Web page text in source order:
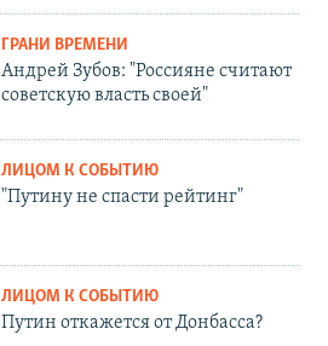
ГРАНИ ВРЕМЕНИ
Андрей Зубов: "Россияне считают
советскую власть своей"
ЛИЦОМ К СОБЫТИЮ
"Путину не спасти рейтинг"
ЛИЦОМ К СОБЫТИЮ
Путин откажется от Донбасса?